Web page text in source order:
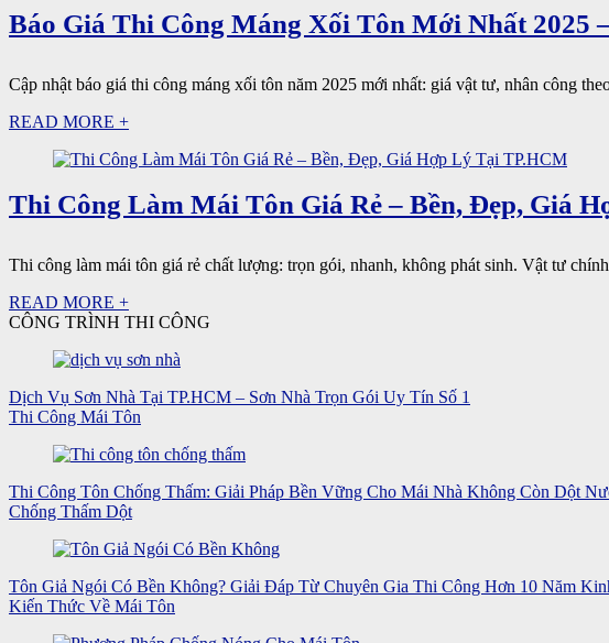
Báo Giá Thi Công Máng Xối Tôn Mới Nhất 2025
Cập nhật báo giá thi công máng xối tôn năm 2025 mới nhất: giá vật tư, nhân công
READ MORE +
Thi Công Làm Mái Tôn Giá Rẻ – Bền, Đẹp, Giá
Thi công làm mái tôn giá rẻ chất lượng: trọn gói, nhanh, không phát sinh. Vật tư
READ MORE +
CÔNG TRÌNH THI CÔNG
Dịch Vụ Sơn Nhà Tại TP.HCM – Sơn Nhà Trọn Gói Uy Tín Số 1
Thi Công Mái Tôn
Thi Công Tôn Chống Thấm: Giải Pháp Bền Vững Cho Mái Nhà Không Còn Dột
Chống Thấm Dột
Tôn Giả Ngói Có Bền Không? Giải Đáp Từ Chuyên Gia Thi Công Hơn 10 Năm
Kiến Thức Về Mái Tôn